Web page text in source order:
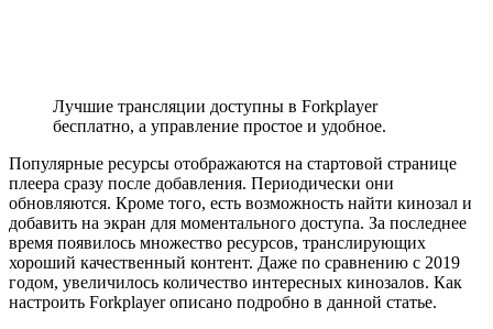
Лучшие трансляции доступны в Forkplayer
бесплатно, а управление простое и удобное.
Популярные ресурсы отображаются на стартовой странице
плеера сразу после добавления. Периодически они
обновляются. Кроме того, есть возможность найти кинозал и
добавить на экран для моментального доступа. За последнее
время появилось множество ресурсов, транслирующих
хороший качественный контент. Даже по сравнению с 2019
годом, увеличилось количество интересных кинозалов. Как
настроить Forkplayer описано подробно в данной статье.